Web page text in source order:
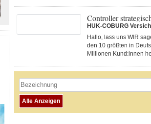
Controller
HUK-COBURG
Hallo, lass uns WIR
den 10 größten in
Millionen Kund:innen